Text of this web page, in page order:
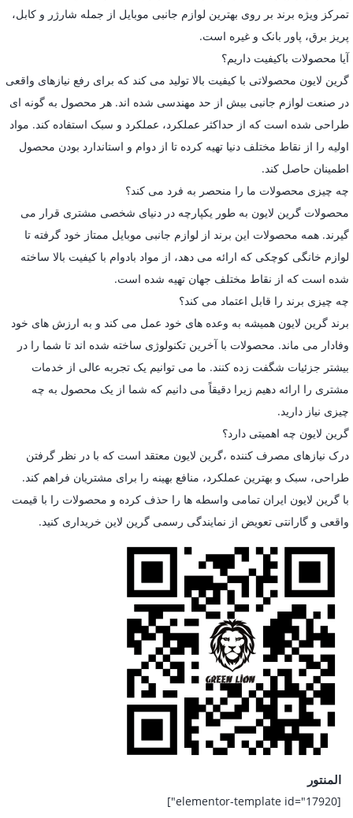
تمرکز ویژه برند بر روی بهترین لوازم جانبی موبایل از جمله شارژر و کابل،
پریز برق، پاور بانک و غیره است.
آیا محصولات باکیفیت داریم؟
گرین لایون محصولاتی با کیفیت بالا تولید می کند که برای رفع نیازهای واقعی
در صنعت لوازم جانبی بیش از حد مهندسی شده اند. هر محصول به گونه ای
طراحی شده است که از حداکثر عملکرد، عملکرد و سبک استفاده کند. مواد
اولیه را از نقاط مختلف دنیا تهیه کرده تا از دوام و استاندارد بودن محصول
اطمینان حاصل کند.
چه چیزی محصولات ما را منحصر به فرد می کند؟
محصولات گرین لایون به طور یکپارچه در دنیای شخصی مشتری قرار می
گیرند. همه محصولات این برند از لوازم جانبی موبایل ممتاز خود گرفته تا
لوازم خانگی کوچکی که ارائه می دهد، از مواد بادوام با کیفیت بالا ساخته
شده است که از نقاط مختلف جهان تهیه شده است.
چه چیزی برند را قابل اعتماد می کند؟
برند گرین لایون همیشه به وعده های خود عمل می کند و به ارزش های خود
وفادار می ماند. محصولات با آخرین تکنولوژی ساخته شده اند تا شما را در
بیشتر جزئیات شگفت زده کنند. ما می توانیم یک تجربه عالی از خدمات
مشتری را ارائه دهیم زیرا دقیقاً می دانیم که شما از یک محصول به چه
چیزی نیاز دارید.
گرین لایون چه اهمیتی دارد؟
درک نیازهای مصرف کننده ،گرین لایون معتقد است که با در نظر گرفتن
طراحی، سبک و بهترین عملکرد، منافع بهینه را برای مشتریان فراهم کند.
با گرین لایون ایران تمامی واسطه ها را حذف کرده و محصولات را با قیمت
واقعی و گارانتی تعویض از نمایندگی رسمی گرین لاین خریداری کنید.
المنتور
[elementor-template id="17920"]